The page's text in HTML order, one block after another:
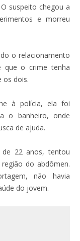
suspeito chegou a
e morreu
o relacionamento
que o crime tenha
os dois.
à polícia, ela foi
o banheiro, onde
de ajuda.
22 anos, tentou
do abdômen.
não havia
do jovem.